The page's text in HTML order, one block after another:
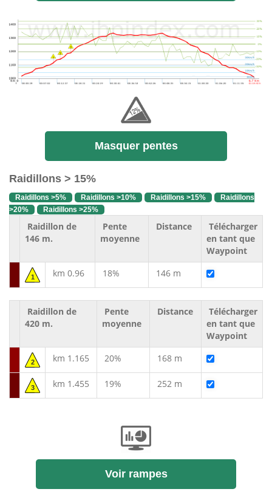
Masquer pentes
Raidillons > 15%
Raidillons >5% Raidillons >10% Raidillons >15%
Raidillons
>20%
Raidillons >25%
Raidillon de
146 m.
Pente
moyenne
Distance
Télécharger
en tant que
Waypoint
1 km 0.96 18% 146 m
Raidillon de
420 m.
Pente
moyenne
Distance
Télécharger
en tant que
Waypoint
2 km 1.165 20% 168 m
3 km 1.455 19% 252 m
Voir rampes